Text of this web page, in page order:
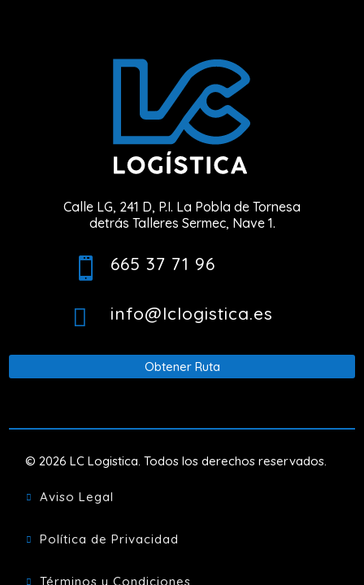
Calle LG, 241 D, P.I. La Pobla de Tornesa
detrás Talleres Sermec, Nave 1.
 665 37 71 96
 info@lclogistica.es
Obtener Ruta
© 2026 LC Logistica. Todos los derechos reservados.
 Aviso Legal
 Política de Privacidad
 Términos y Condiciones